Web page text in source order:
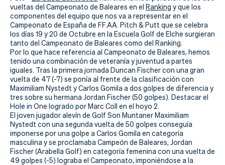
Federarse
Jugar
Aprender
Actualidad
Tienda
vueltas del Campeonato de Baleares en el Ranking y que los
componentes del equipo que nos va a representar en el
Campeonato de España de FF.AA. Pitch & Putt que se celebra
los días 19 y 20 de Octubre en la Escuela Golf de Elche surgieran
tanto del Campeonato de Baleares como del Ranking.
Por lo que hace referencia al Campeonato de Baleares, hemos
tenido una combinación de veteranía y juventud a partes
iguales. Tras la primera jornada Duncan Fischer con una gran
vuelta de 47 (-7) se ponía al frente de la clasificación con
Maximiliam Nystedt y Carlos Gomila a dos golpes de diferencia y
tres sobre su hermana Jordan Fischer (50 golpes). Destacar el
Hole in One logrado por Marc Coll en el hoyo 2.
El joven jugador alevín de Golf Son Muntaner Maximiliam
Nystedt con una segunda vuelta de 50 golpes conseguía
imponerse por una golpe a Carlos Gomila en categoría
masculina y se proclamaba Campeón de Baleares, Jordan
Fischer (Arabella Golf) en categoría femenina con una vuelta de
49 golpes (-5) lograba el Campeonato, imponiéndose a la